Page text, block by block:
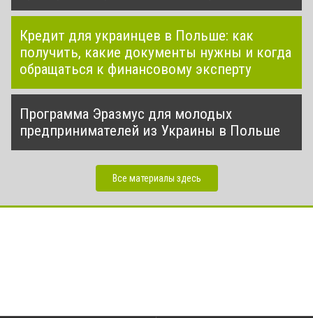
Кредит для украинцев в Польше: как
получить, какие документы нужны и когда
обращаться к финансовому эксперту
Программа Эразмус для молодых
предпринимателей из Украины в Польше
Все материалы здесь